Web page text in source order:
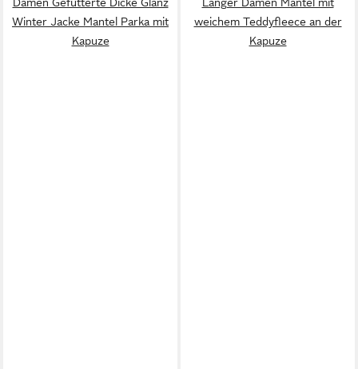
Winter Jacke Mantel Parka mit
Kapuze
weichem Teddyfleece an der
Kapuze